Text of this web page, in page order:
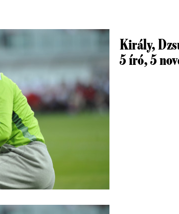
Király,
5 író, 5